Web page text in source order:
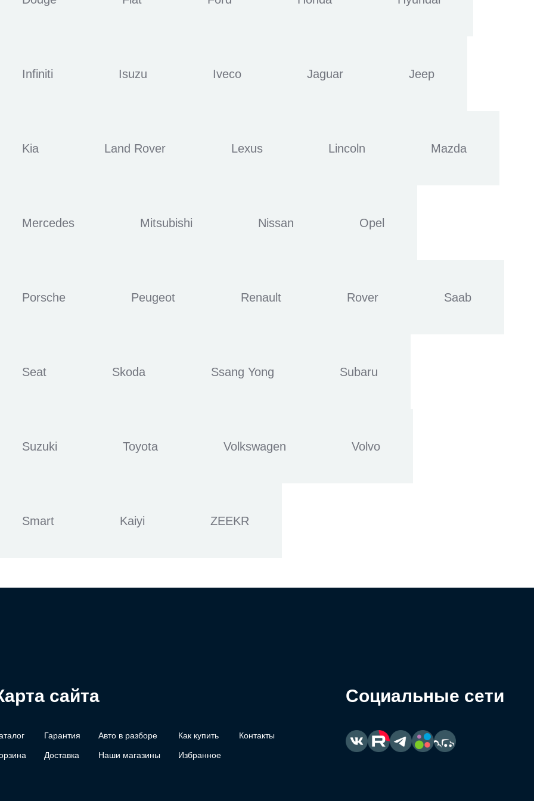
Infiniti Isuzu Iveco Jaguar Jeep
Kia Land Rover Lexus Lincoln Mazda
Mercedes Mitsubishi Nissan Opel
Porsche Peugeot Renault Rover Saab
Seat Skoda Ssang Yong Subaru
Suzuki Toyota Volkswagen Volvo
Smart Kaiyi ZEEKR
сайта
Гарантия Авто в разборе Как купить Контакты
Доставка Наши магазины Избранное
Социальные сети